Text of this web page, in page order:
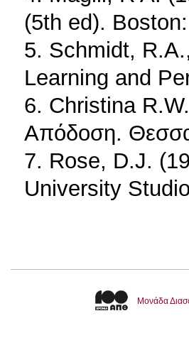
(5th ed).
5. Schmidt,
Learning and
6. Christina
Απόδοση.
7. Rose, D.J.
University
Μονάδα